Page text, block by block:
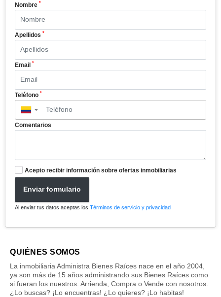
Nombre *
Apellidos *
Email *
Teléfono *
▼
Comentarios
Acepto recibir información sobre ofertas inmobiliarias
Enviar formulario
Al enviar tus datos aceptas los Términos de servicio y privacidad
QUIÉNES SOMOS
La inmobiliaria Administra Bienes Raíces nace en el año 2004,
ya son más de 15 años administrando sus Bienes Raíces como
si fueran los nuestros. Arrienda, Compra o Vende con nosotros.
¿Lo buscas? ¡Lo encuentras! ¿Lo quieres? ¡Lo habitas!